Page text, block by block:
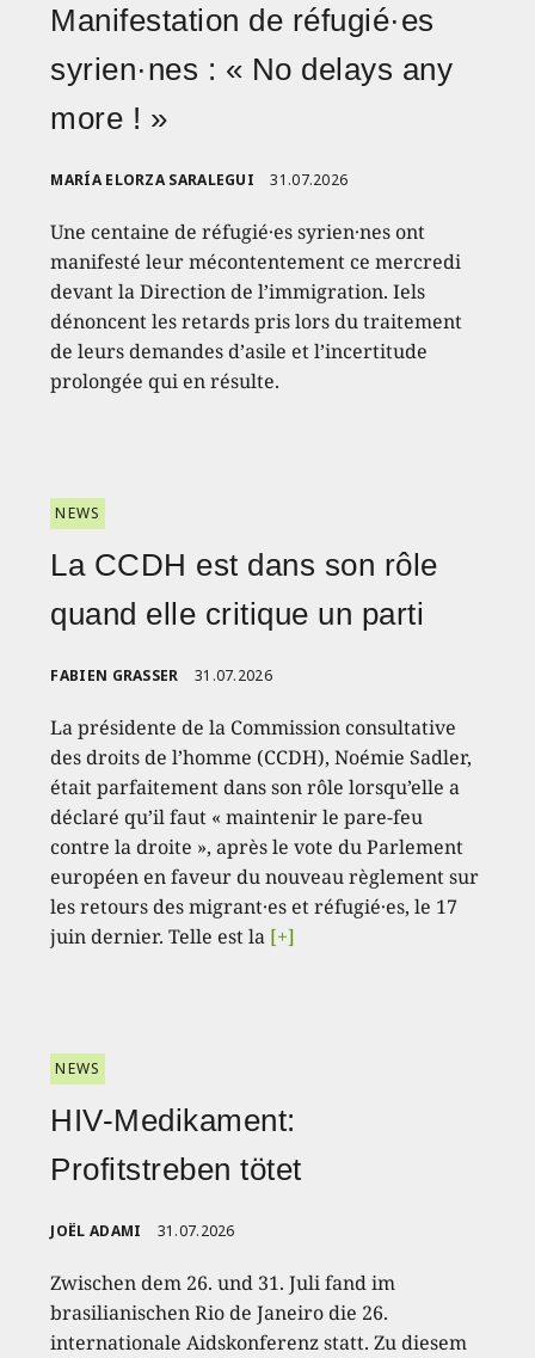
Manifestation de réfugié·es
syrien·nes : « No delays any
more ! »
MARÍA ELORZA SARALEGUI 31.07.2026
Une centaine de réfugié·es syrien·nes ont
manifesté leur mécontentement ce mercredi
devant la Direction de l’immigration. Iels
dénoncent les retards pris lors du traitement
de leurs demandes d’asile et l’incertitude
prolongée qui en résulte.
NEWS
La CCDH est dans son rôle
quand elle critique un parti
FABIEN GRASSER 31.07.2026
La présidente de la Commission consultative
des droits de l’homme (CCDH), Noémie Sadler,
était parfaitement dans son rôle lorsqu’elle a
déclaré qu’il faut « maintenir le pare-feu
contre la droite », après le vote du Parlement
européen en faveur du nouveau règlement sur
les retours des migrant·es et réfugié·es, le 17
juin dernier. Telle est la [+]
NEWS
HIV-Medikament:
Profitstreben tötet
JOËL ADAMI 31.07.2026
Zwischen dem 26. und 31. Juli fand im
brasilianischen Rio de Janeiro die 26.
internationale Aidskonferenz statt. Zu diesem